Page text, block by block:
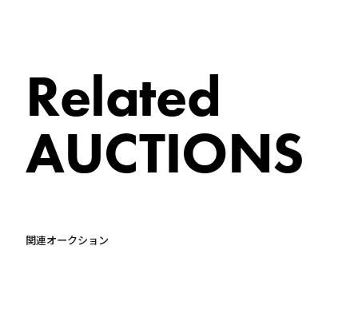
Related
AUCTIONS
関連オークション